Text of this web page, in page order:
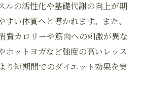
ルの活性化や基礎代謝の向上が期
い体質へと導かれます。また、
費カロリーや筋肉への刺激が異な
ホットヨガなど強度の高いレッス
り短期間でのダイエット効果を実